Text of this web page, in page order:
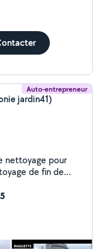
Auto-entrepreneur
jardin41)
n'hésitez